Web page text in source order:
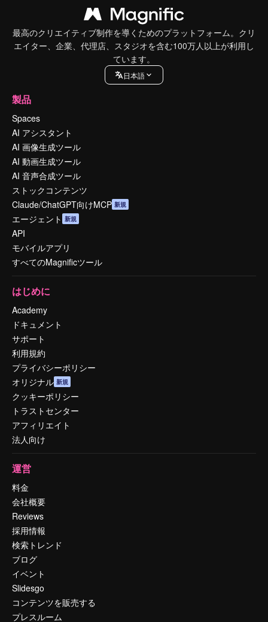
最高のクリエイティブ制作を導くためのプラットフォーム。クリ
エイター、企業、代理店、スタジオを含む100万人以上が利用し
ています。
日本語
製品
Spaces
AI アシスタント
AI 画像生成ツール
AI 動画生成ツール
AI 音声合成ツール
ストックコンテンツ
Claude/ChatGPT向けMCP 新規
エージェント 新規
API
モバイルアプリ
すべてのMagnificツール
はじめに
Academy
ドキュメント
サポート
利用規約
プライバシーポリシー
オリジナル 新規
クッキーポリシー
トラストセンター
アフィリエイト
法人向け
運営
料金
会社概要
Reviews
採用情報
検索トレンド
ブログ
イベント
Slidesgo
コンテンツを販売する
プレスルーム